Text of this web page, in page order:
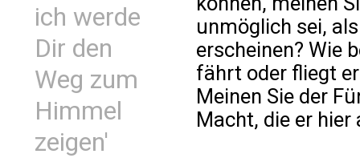
ich werde
Dir den
Weg zum
Himmel
zeigen'
unmöglich sei,
erscheinen? Wie
fährt oder fliegt
Meinen Sie der
Macht, die er